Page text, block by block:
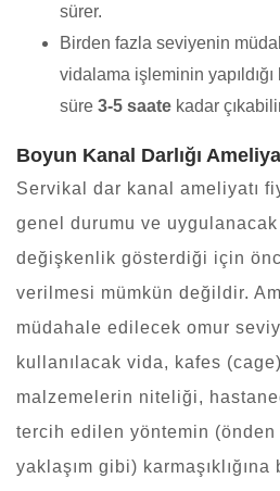
sürer.
Birden fazla seviyenin
vidalama işleminin
süre 3-5 saate kadar
Boyun Kanal Darlığı
Servikal dar kanal ameliyatı
genel durumu ve
değişkenlik gösterdiği için
verilmesi mümkün değildir.
müdahale edilecek omur
kullanılacak vida, kafes
malzemelerin niteliği,
tercih edilen yöntemin (önden
yaklaşım gibi) karmaşıklığına